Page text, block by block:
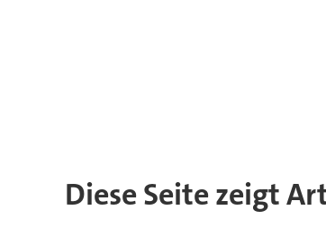
Diese Seite zeigt